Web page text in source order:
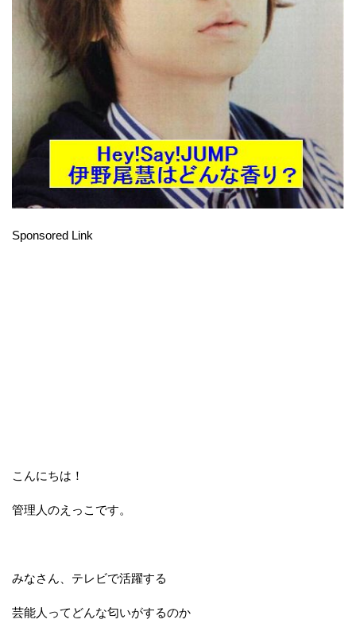
Sponsored Link
こんにちは！
管理人のえっこです。
みなさん、テレビで活躍する
芸能人ってどんな匂いがするのか